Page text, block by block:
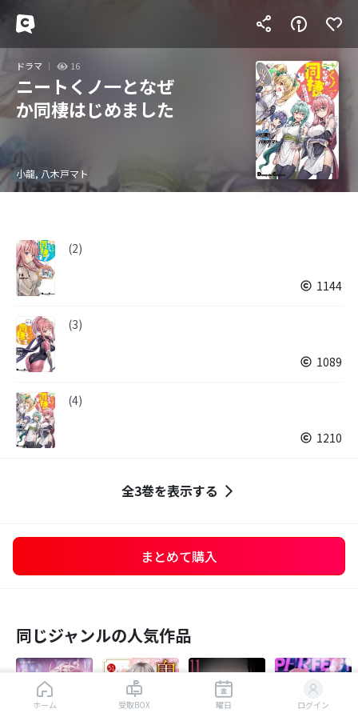
ドラマ 16
ニートくノ一となぜ
か同棲はじめました
小龍, 八木戸マト
(2)
1144
(3)
1089
(4)
1210
全3巻を表示する
まとめて購入
同じジャンルの人気作品
はじめから読む
ホーム 受取BOX 曜日 ログイン